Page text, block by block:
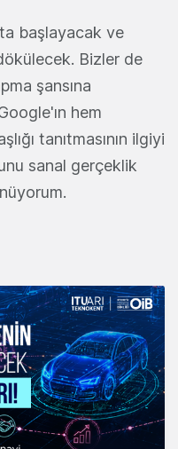
başlayacak ve
Bizler de
şansına
hem
tanıtmasının ilgiyi
sanal gerçeklik